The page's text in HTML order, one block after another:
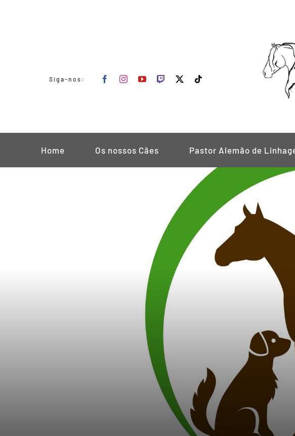
Siga-nos:
Home Os nossos Cães Pastor Alemão de